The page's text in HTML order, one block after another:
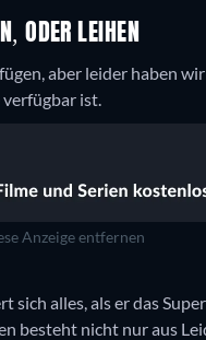
ODER LEIHEN
aber leider haben
ist.
Anzeige entfernen
sich alles, als er das
besteht nicht nur aus